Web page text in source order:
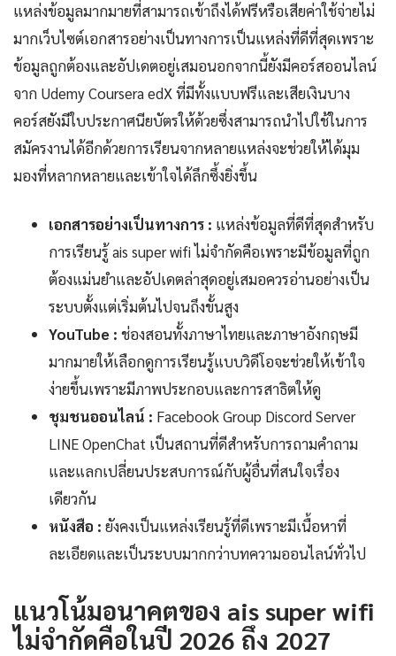
แหล่งข้อมูลมากมายที่สามารถเข้าถึงได้ฟรีหรือเสียค่าใช้จ่ายไม่
มากเว็บไซต์เอกสารอย่างเป็นทางการเป็นแหล่งที่ดีที่สุดเพราะ
ข้อมูลถูกต้องและอัปเดตอยู่เสมอนอกจากนี้ยังมีคอร์สออนไลน์
จาก Udemy Coursera edX ที่มีทั้งแบบฟรีและเสียเงินบาง
คอร์สยังมีใบประกาศนียบัตรให้ด้วยซึ่งสามารถนำไปใช้ในการ
สมัครงานได้อีกด้วยการเรียนจากหลายแหล่งจะช่วยให้ได้มุม
มองที่หลากหลายและเข้าใจได้ลึกซึ้งยิ่งขึ้น
เอกสารอย่างเป็นทางการ : แหล่งข้อมูลที่ดีที่สุดสำหรับ
การเรียนรู้ ais super wifi ไม่จำกัดคือเพราะมีข้อมูลที่ถูก
ต้องแม่นยำและอัปเดตล่าสุดอยู่เสมอควรอ่านอย่างเป็น
ระบบตั้งแต่เริ่มต้นไปจนถึงขั้นสูง
YouTube : ช่องสอนทั้งภาษาไทยและภาษาอังกฤษมี
มากมายให้เลือกดูการเรียนรู้แบบวิดีโอจะช่วยให้เข้าใจ
ง่ายขึ้นเพราะมีภาพประกอบและการสาธิตให้ดู
ชุมชนออนไลน์ : Facebook Group Discord Server
LINE OpenChat เป็นสถานที่ดีสำหรับการถามคำถาม
และแลกเปลี่ยนประสบการณ์กับผู้อื่นที่สนใจเรื่อง
เดียวกัน
หนังสือ : ยังคงเป็นแหล่งเรียนรู้ที่ดีเพราะมีเนื้อหาที่
ละเอียดและเป็นระบบมากกว่าบทความออนไลน์ทั่วไป
แนวโน้มอนาคตของ ais super wifi
ไม่จำกัดคือในปี 2026 ถึง 2027